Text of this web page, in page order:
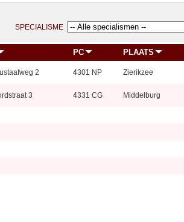
SPECIALISME
PC PLAATS
2 4301 NP Zierikzee
3 4331 CG Middelburg